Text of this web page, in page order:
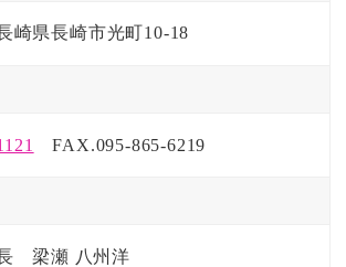
崎県長崎市光町10-18
FAX.095-865-6219
梁瀬 八州洋